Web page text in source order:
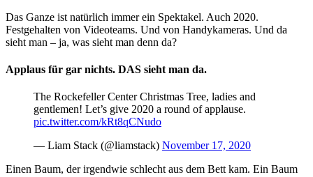
Das Ganze ist natürlich immer ein Spektakel. Auch 2020.
Festgehalten von Videoteams. Und von Handykameras. Und da
sieht man – ja, was sieht man denn da?
Applaus für gar nichts. DAS sieht man da.
The Rockefeller Center Christmas Tree, ladies and
gentlemen! Let’s give 2020 a round of applause.
pic.twitter.com/kRt8qCNudo
— Liam Stack (@liamstack) November 17, 2020
Einen Baum, der irgendwie schlecht aus dem Bett kam. Ein Baum